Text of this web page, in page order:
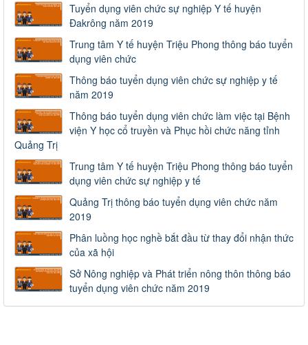
Tuyển dụng viên chức sự nghiệp Y tế huyện
Đakrông năm 2019
Trung tâm Y tế huyện Triệu Phong thông báo tuyển
dụng viên chức
Thông báo tuyển dụng viên chức sự nghiệp y tế
năm 2019
Thông báo tuyển dụng viên chức làm việc tại Bệnh
viện Y học cổ truyền và Phục hồi chức năng tỉnh
Quảng Trị
Trung tâm Y tế huyện Triệu Phong thông báo tuyển
dụng viên chức sự nghiệp y tế
Quảng Trị thông báo tuyển dụng viên chức năm
2019
Phân luồng học nghề bắt đầu từ thay đổi nhận thức
của xã hội
Sở Nông nghiệp và Phát triển nông thôn thông báo
tuyển dụng viên chức năm 2019